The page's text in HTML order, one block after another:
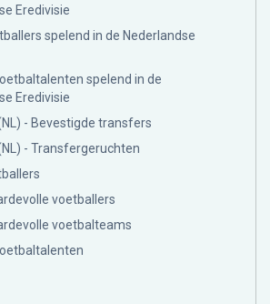
Eredivisie
spelend in de Nederlandse
spelend in de
Eredivisie
- Bevestigde transfers
- Transfergeruchten
voetballers
voetbalteams